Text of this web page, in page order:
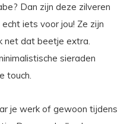
Dan zijn deze zilveren
iets voor jou! Ze zijn
net dat beetje extra.
sieraden
touch.
je werk of gewoon tijdens